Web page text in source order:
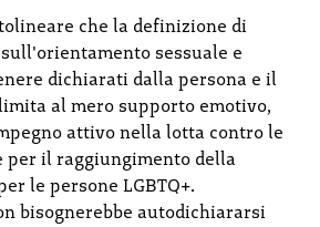
che la definizione di
sessuale e
dichiarati dalla persona e il
al mero supporto emotivo,
attivo nella lotta contro le
per il raggiungimento della
le persone LGBTQ+.
bisognerebbe autodichiararsi